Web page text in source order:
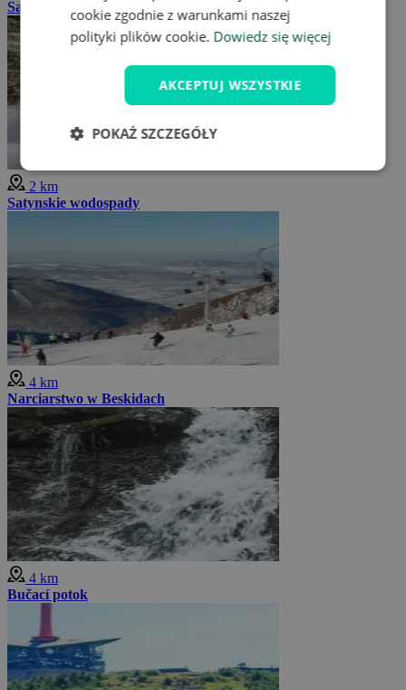
Satynowe wodospady
2 km
Satynskie wodospady
4 km
Narciarstwo w Beskidach
4 km
Bučací potok
cookie zgodnie z warunkami naszej
polityki plików cookie. Dowiedz się więcej
AKCEPTUJ WSZYSTKIE
POKAŻ SZCZEGÓŁY